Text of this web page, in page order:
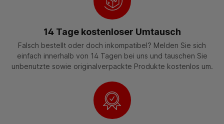
14 Tage kostenloser Umtausch
Falsch bestellt oder doch inkompatibel? Melden Sie sich
einfach innerhalb von 14 Tagen bei uns und tauschen Sie
unbenutzte sowie originalverpackte Produkte kostenlos um.